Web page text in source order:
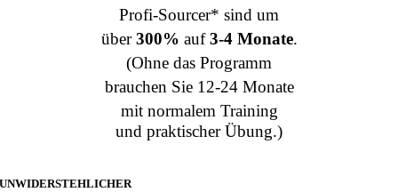
Profi-Sourcer* sind um
über300% auf3-4 Monate.
(Ohne das Programm
brauchen Sie 12-24 Monate
mit normalem Training
und praktischer Übung.)
UNWIDERSTEHLICHER